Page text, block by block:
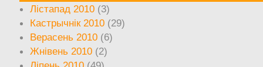
Лістапад 2010 (3)
Кастрычнік 2010 (29)
Верасень 2010 (6)
Жнівень 2010 (2)